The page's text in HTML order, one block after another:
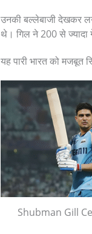
उनकी बल्लेबाजी देखकर
थे। गिल ने 200 से ज्यादा
यह पारी भारत को मजबूत
Shubman Gill